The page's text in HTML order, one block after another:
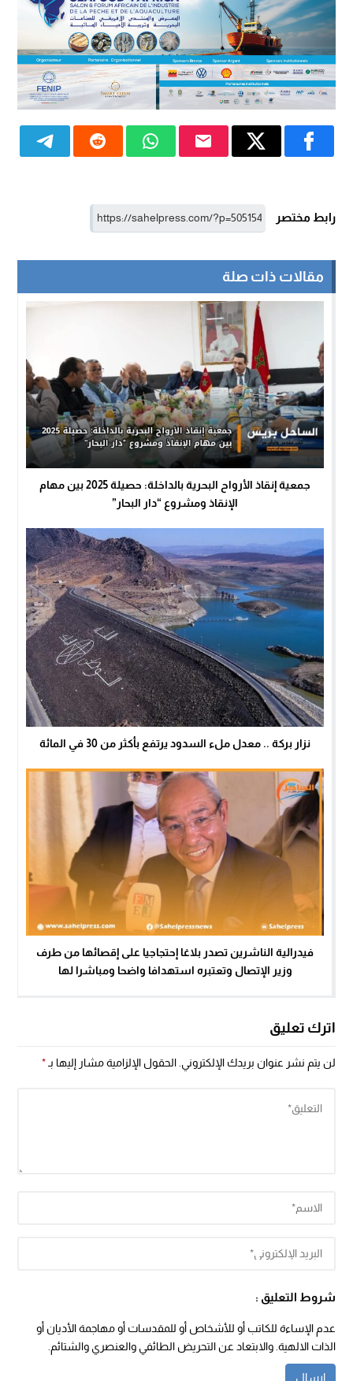
رابط مختصر
مقالات ذات صلة
جمعية إنقاذ الأرواح البحرية بالداخلة: حصيلة 2025 بين مهام
الإنقاذ ومشروع “دار البحار”
نزار بركة .. معدل ملء السدود يرتفع بأكثر من 30 في المائة
فيدرالية الناشرين تصدر بلاغا إحتجاجيا على إقصائها من طرف
وزير الإتصال وتعتبره استهدافا واضحا ومباشرا لها
اترك تعليق
لن يتم نشر عنوان بريدك الإلكتروني. الحقول الإلزامية مشار إليها بـ*
شروط التعليق :
عدم الإساءة للكاتب أو للأشخاص أو للمقدسات أو مهاجمة الأديان أو
الذات الالهية. والابتعاد عن التحريض الطائفي والعنصري والشتائم.